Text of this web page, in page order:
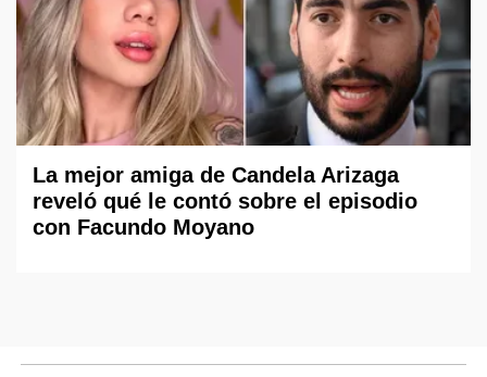
La mejor amiga de Candela Arizaga
reveló qué le contó sobre el episodio
con Facundo Moyano